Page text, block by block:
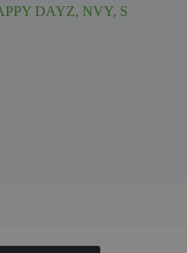
DAYZ, NVY, S